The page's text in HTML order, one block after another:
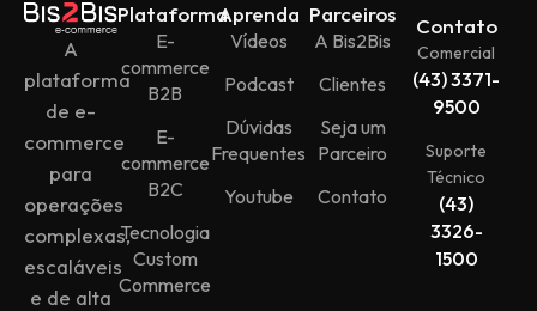
A
plataforma
de e-
commerce
para
operações
complexas,
escaláveis
e de alta
Plataforma
E-
commerce
B2B
E-
commerce
B2C
Tecnologia
Custom
Commerce
Aprenda
Vídeos
Podcast
Dúvidas
Frequentes
Youtube
Parceiros
A Bis2Bis
Clientes
Seja um
Parceiro
Contato
Contato
Comercial
(43) 3371-
9500
Suporte
Técnico
(43)
3326-
1500